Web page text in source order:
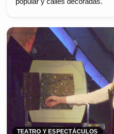
TEATRO Y ESPECTÁCULOS